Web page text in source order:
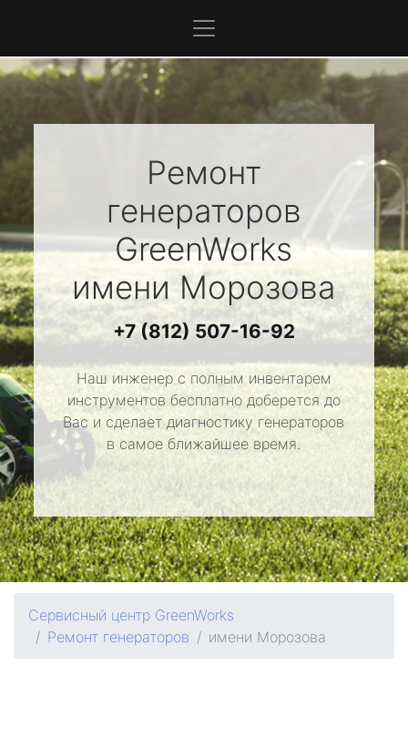
Ремонт
генераторов
GreenWorks
имени Морозова
+7 (812) 507-16-92
Наш инженер с полным инвентарем
инструментов бесплатно доберется до
Вас и сделает диагностику генераторов
в самое ближайшее время.
Сервисный центр GreenWorks
Ремонт генераторов
имени Морозова